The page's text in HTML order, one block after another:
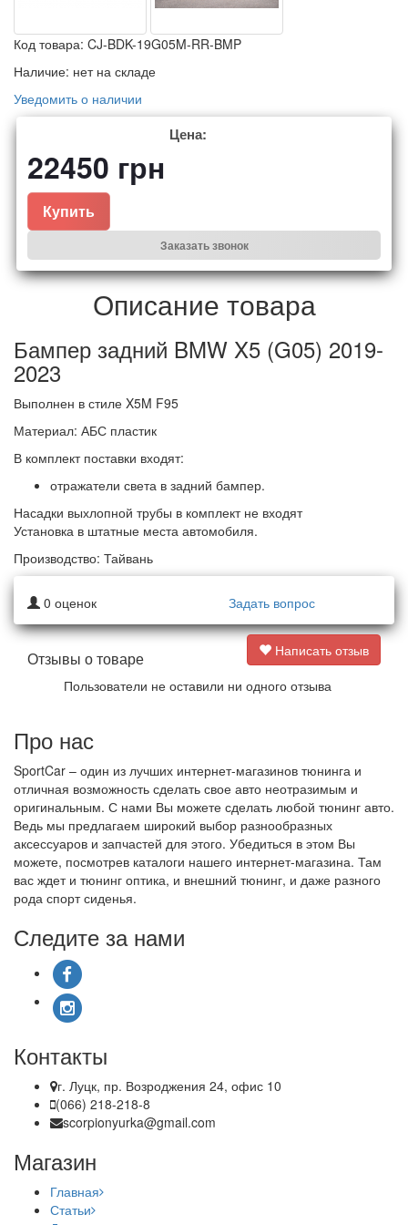
Код товара: CJ-BDK-19G05M-RR-BMP
Наличие: нет на складе
Уведомить о наличии
Цена:
22450 грн
Купить
Заказать звонок
Описание товара
Бампер задний BMW X5 (G05) 2019-
2023
Выполнен в стиле X5M F95
Материал: АБС пластик
В комплект поставки входят:
отражатели света в задний бампер.
Насадки выхлопной трубы в комплект не входят
Установка в штатные места автомобиля.
Производство: Тайвань
0 оценок Задать вопрос
Отзывы о товаре
Написать отзыв
Пользователи не оставили ни одного отзыва
Про нас
SportCar – один из лучших интернет-магазинов тюнинга и
отличная возможность сделать свое авто неотразимым и
оригинальным. С нами Вы можете сделать любой тюнинг авто.
Ведь мы предлагаем широкий выбор разнообразных
аксессуаров и запчастей для этого. Убедиться в этом Вы
можете, посмотрев каталоги нашего интернет-магазина. Там
вас ждет и тюнинг оптика, и внешний тюнинг, и даже разного
рода спорт сиденья.
Следите за нами
Контакты
г. Луцк, пр. Возроджения 24, офис 10
(066) 218-218-8
scorpionyurka@gmail.com
Магазин
Главная
Статьи